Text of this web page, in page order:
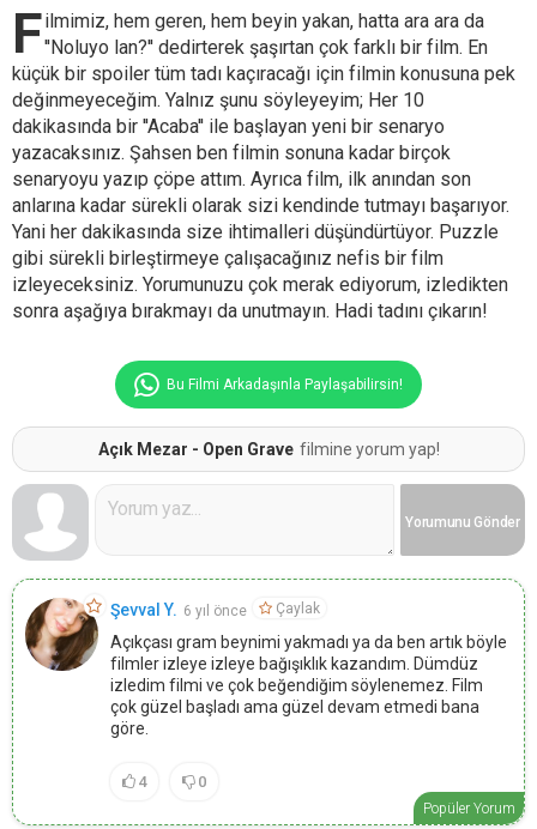
Filmimiz, hem geren, hem beyin yakan, hatta ara ara da
''Noluyo lan?'' dedirterek şaşırtan çok farklı bir film. En
küçük bir spoiler tüm tadı kaçıracağı için filmin konusuna pek
değinmeyeceğim. Yalnız şunu söyleyeyim; Her 10
dakikasında bir ''Acaba'' ile başlayan yeni bir senaryo
yazacaksınız. Şahsen ben filmin sonuna kadar birçok
senaryoyu yazıp çöpe attım. Ayrıca film, ilk anından son
anlarına kadar sürekli olarak sizi kendinde tutmayı başarıyor.
Yani her dakikasında size ihtimalleri düşündürtüyor. Puzzle
gibi sürekli birleştirmeye çalışacağınız nefis bir film
izleyeceksiniz. Yorumunuzu çok merak ediyorum, izledikten
sonra aşağıya bırakmayı da unutmayın. Hadi tadını çıkarın!
Bu Filmi Arkadaşınla Paylaşabilirsin!
Açık Mezar - Open Grave filmine yorum yap!
Yorumunu Gönder
Popüler Yorum
Şevval Y. 6 yıl önce Çaylak
Açıkçası gram beynimi yakmadı ya da ben artık böyle
filmler izleye izleye bağışıklık kazandım. Dümdüz
izledim filmi ve çok beğendiğim söylenemez. Film
çok güzel başladı ama güzel devam etmedi bana
göre.
4 0